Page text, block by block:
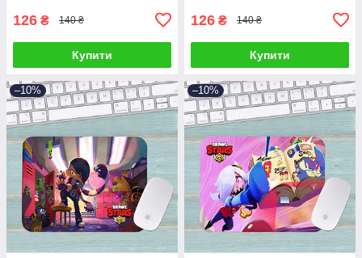
126 ₴ 140 ₴
Купити
126 ₴ 140 ₴
Купити
–10% –10%